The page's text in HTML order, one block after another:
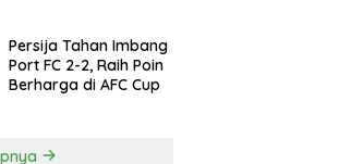
Persija Tahan Imbang
Port FC 2-2, Raih Poin
Berharga di AFC Cup